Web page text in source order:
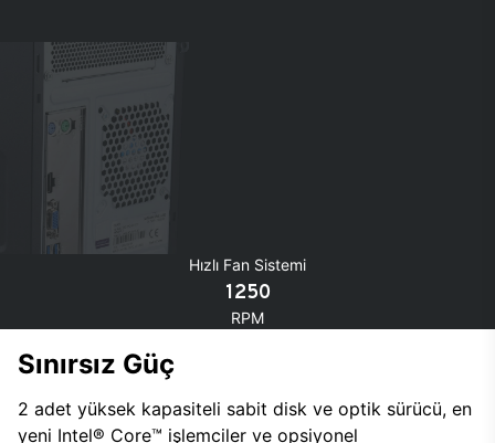
Hızlı Fan Sistemi
1250
RPM
Sınırsız Güç
2 adet yüksek kapasiteli sabit disk ve optik sürücü, en
yeni Intel® Core™ işlemciler ve opsiyonel